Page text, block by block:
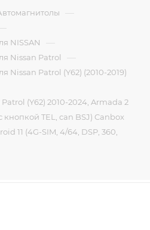
—
NISSAN —
Nissan Patrol —
Nissan Patrol (Y62) (2010-2019)
(Y62) 2010-2024, Armada 2
кнопкой TEL, can BSJ) Canbox
11 (4G-SIM, 4/64, DSP, 360,